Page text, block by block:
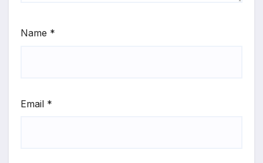
Name *
Email *